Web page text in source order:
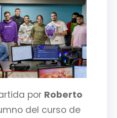
por Roberto
del curso de